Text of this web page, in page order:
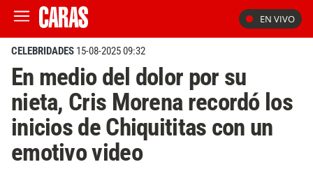
EN VIVO
CELEBRIDADES 15-08-2025 09:32
En medio del dolor por su
nieta, Cris Morena recordó los
inicios de Chiquititas con un
emotivo video